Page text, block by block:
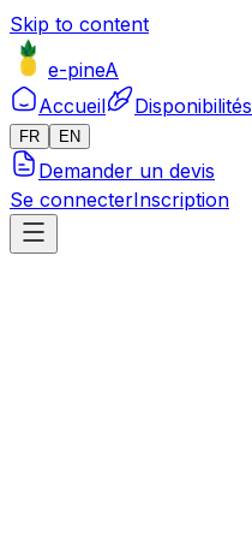
Skip to content
e-pineA
Accueil
Disponibilités
FR EN
Demander un devis
Se connecterInscription